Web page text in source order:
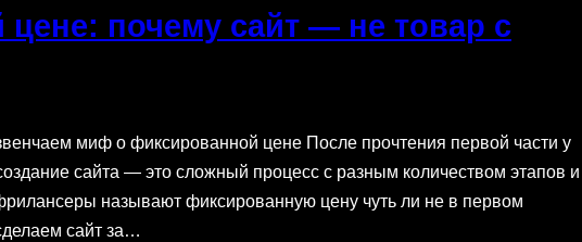
почему сайт — не товар с
миф о фиксированной цене После прочтения первой части у
сайта — это сложный процесс с разным количеством этапов и
называют фиксированную цену чуть ли не в первом
сайт за…